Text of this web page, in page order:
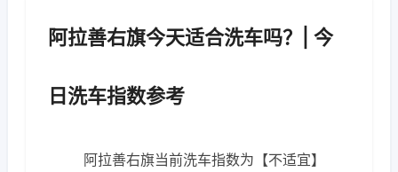
阿拉善右旗今天适合洗车吗？| 今
日洗车指数参考
阿拉善右旗当前洗车指数为【不适宜】